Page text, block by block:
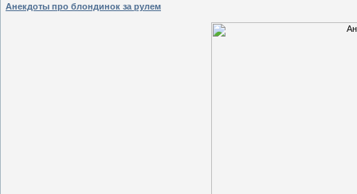
Анекдоты про блондинок за рулем